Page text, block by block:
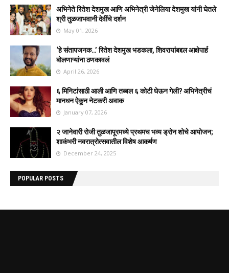
अभिनेते रितेश देशमुख आणि अभिनेत्री जेनेलिया देशमुख यांनी घेतले
श्री तुळजाभवानी देवींचे दर्शन
May 01, 2026
‘हे संतापजनक…’ रितेश देशमुख भडकला, शिवरायांबद्दल आक्षेपार्ह
बोलणाऱ्यांना ठणकावलं
April 26, 2026
६ मिनिटांसाठी आली आणि तब्बल ६ कोटी घेऊन गेली? अभिनेत्रीचं
मानधन ऐकून नेटकरी अवाक
January 07, 2026
२ जानेवारी रोजी तुळजापूरमध्ये प्रथमच भव्य ड्रोन शोचे आयोजन;
शाकंभरी नवरात्रोत्सवातील विशेष आकर्षण
December 24, 2025
POPULAR POSTS